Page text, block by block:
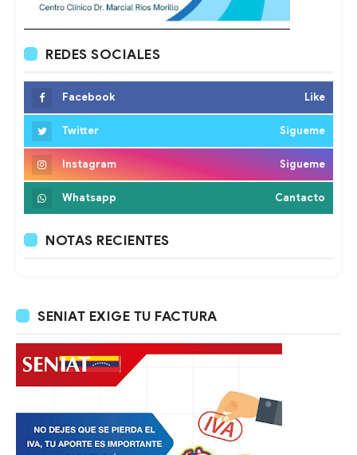
REDES SOCIALES
Facebook Like
Twitter Sigueme
Instagram Sigueme
Whatsapp Cantacto
NOTAS RECIENTES
SENIAT EXIGE TU FACTURA